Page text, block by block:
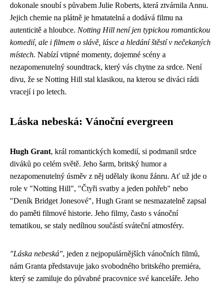
dokonale snoubí s půvabem Julie Roberts, která ztvárnila Annu.
Jejich chemie na plátně je hmatatelná a dodává filmu na
autenticitě a hloubce. Notting Hill není jen typickou romantickou
komedií, ale i filmem o slávě, lásce a hledání štěstí v nečekaných
místech. Nabízí vtipné momenty, dojemné scény a
nezapomenutelný soundtrack, který vás chytne za srdce. Není
divu, že se Notting Hill stal klasikou, na kterou se diváci rádi
vracejí i po letech.
Láska nebeská: Vánoční evergreen
Hugh Grant, král romantických komedií, si podmanil srdce
diváků po celém světě. Jeho šarm, britský humor a
nezapomenutelný úsměv z něj udělaly ikonu žánru. Ať už jde o
role v "Notting Hill", "Čtyři svatby a jeden pohřeb" nebo
"Deník Bridget Jonesové", Hugh Grant se nesmazatelně zapsal
do paměti filmové historie. Jeho filmy, často s vánoční
tematikou, se staly nedílnou součástí sváteční atmosféry.
"Láska nebeská", jeden z nejpopulárnějších vánočních filmů,
nám Granta představuje jako svobodného britského premiéra,
který se zamiluje do půvabné pracovnice své kanceláře. Jeho